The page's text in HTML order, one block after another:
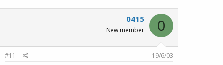
0
0415
New member
19/6/03
#11